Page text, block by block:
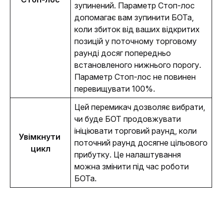
зупинений. Параметр Стоп-лос
допомагає вам зупинити БОТа,
коли збиток від ваших відкритих
позицій у поточному торговому
раунді досяг попередньо
встановленого нижнього порогу.
Параметр Стоп-лос не повинен
перевищувати 100%.
Увімкнути
цикл
Цей перемикач дозволяє вибрати,
чи буде БОТ продовжувати
ініціювати торговий раунд, коли
поточний раунд досягне цільового
прибутку. Це налаштування
можна змінити під час роботи
БОТа.